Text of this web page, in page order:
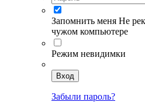
Запомнить меня Не
чужом компьютере
Режим невидимки
Вход
Забыли пароль?